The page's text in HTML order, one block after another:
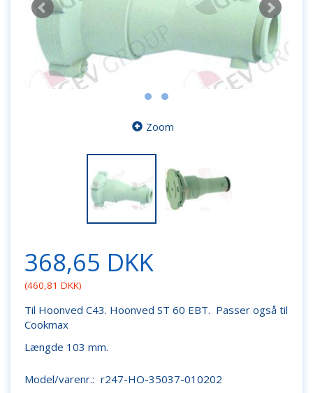
Zoom
368,65 DKK
(460,81 DKK)
Til Hoonved C43. Hoonved ST 60 EBT. Passer også til
Cookmax
Længde 103 mm.
Model/varenr.: r247-HO-35037-010202